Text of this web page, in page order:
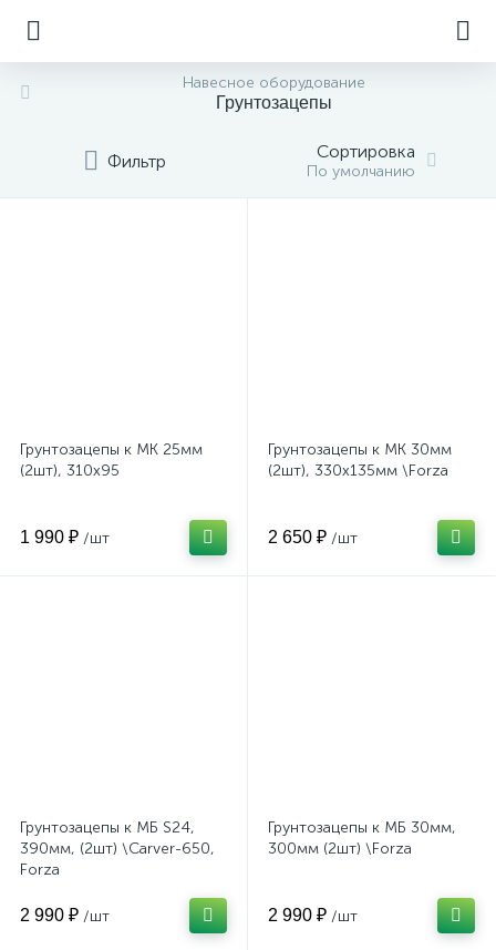
Навесное оборудование
Грунтозацепы
Фильтр Сортировка
По умолчанию
Грунтозацепы к МК 25мм
(2шт), 310х95
1 990 ₽ /шт
Грунтозацепы к МК 30мм
(2шт), 330х135мм \Forza
2 650 ₽ /шт
Грунтозацепы к МБ S24,
390мм, (2шт) \Carver-650,
Forza
2 990 ₽ /шт
Грунтозацепы к МБ 30мм,
300мм (2шт) \Forza
2 990 ₽ /шт